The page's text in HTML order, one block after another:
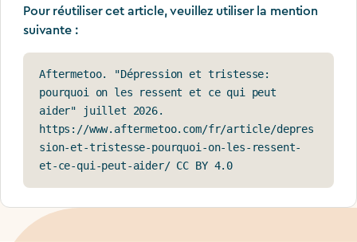
Pour réutiliser cet article, veuillez utiliser la mention
suivante :
Aftermetoo. "Dépression et tristesse:
pourquoi on les ressent et ce qui peut
aider" juillet 2026.
https://www.aftermetoo.com/fr/article/depres
sion-et-tristesse-pourquoi-on-les-ressent-
et-ce-qui-peut-aider/ CC BY 4.0